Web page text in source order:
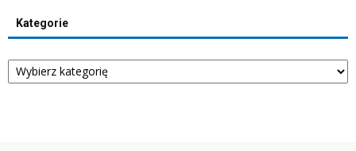
Kategorie
Kategorie